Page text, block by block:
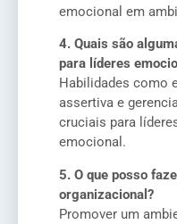
emocional em
4. Quais são
para líderes
Habilidades como
assertiva e
cruciais para
emocional.
5. O que posso
organizacional?
Promover um